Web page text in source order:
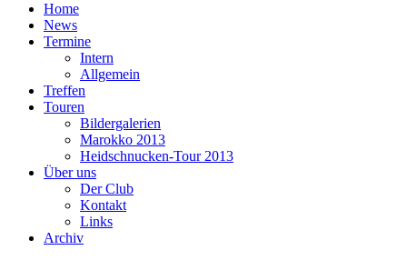
Home
News
Termine
Intern
Allgemein
Treffen
Touren
Bildergalerien
Marokko 2013
Heidschnucken-Tour 2013
Über uns
Der Club
Kontakt
Links
Archiv